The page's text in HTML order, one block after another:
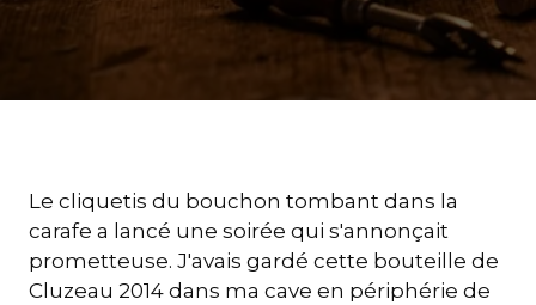
Le cliquetis du bouchon tombant dans la
carafe a lancé une soirée qui s'annonçait
prometteuse. J'avais gardé cette bouteille de
Cluzeau 2014 dans ma cave en périphérie de